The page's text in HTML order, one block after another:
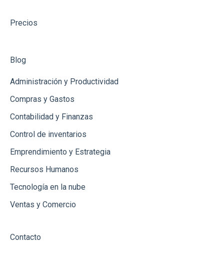
Usuarios
Productos
Clientes
Punto de Venta
Ingresos
Precios
Blog
Administración y Productividad
Compras y Gastos
Contabilidad y Finanzas
Control de inventarios
Emprendimiento y Estrategia
Recursos Humanos
Tecnología en la nube
Ventas y Comercio
Contacto